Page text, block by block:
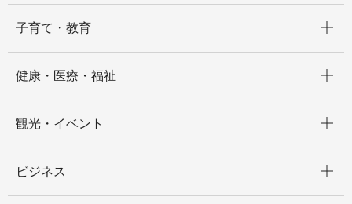
子育て・教育
健康・医療・福祉
観光・イベント
ビジネス